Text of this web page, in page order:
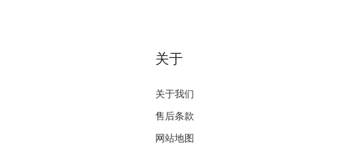
关于
关于我们
售后条款
网站地图